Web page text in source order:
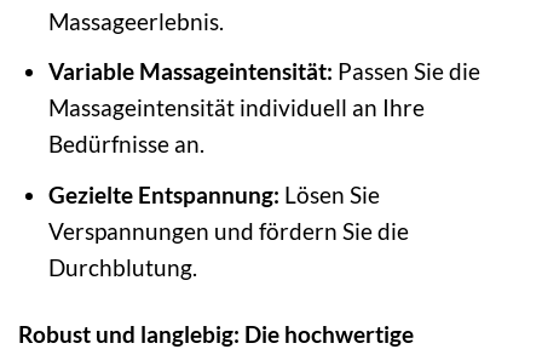
Massageerlebnis.
Variable Massageintensität: Passen Sie die
Massageintensität individuell an Ihre
Bedürfnisse an.
Gezielte Entspannung: Lösen Sie
Verspannungen und fördern Sie die
Durchblutung.
Robust und langlebig: Die hochwertige